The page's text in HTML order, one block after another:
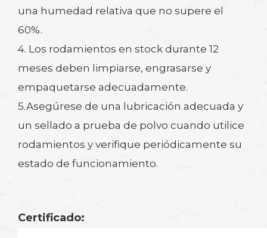
una humedad relativa que no supere el
60%.
4. Los rodamientos en stock durante 12
meses deben limpiarse, engrasarse y
empaquetarse adecuadamente.
5.Asegúrese de una lubricación adecuada y
un sellado a prueba de polvo cuando utilice
rodamientos y verifique periódicamente su
estado de funcionamiento.
Certificado: